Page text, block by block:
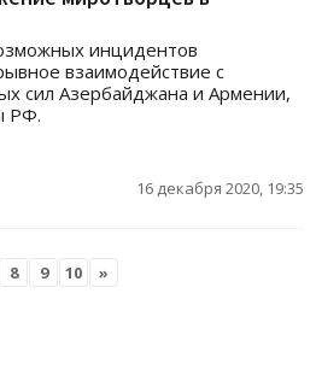
инцидентов
взаимодействие с
сил Азербайджана и Армении,
РФ.
16 декабря 2020, 19:35
8 9 10 »